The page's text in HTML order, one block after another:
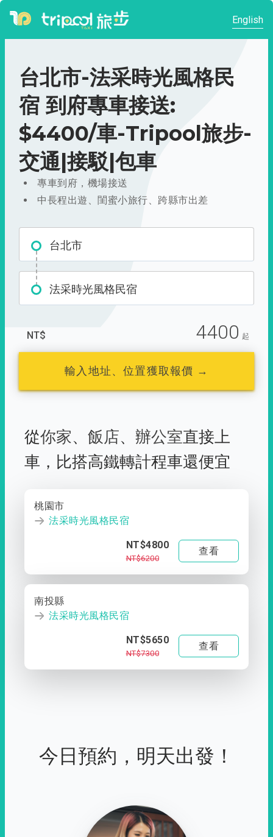
English
台北市-法采時光風格民
宿 到府專車接送:
$4400/車-Tripool旅步-
交通|接駁|包車
專車到府，機場接送
中長程出遊、閨蜜小旅行、跨縣市出差
台北市
法采時光風格民宿
NT$ 4400 起
輸入地址、位置獲取報價 →
從你家、 飯店、 辦公室直接上
車， 比搭高鐵轉計程車還便宜
桃園市
法采時光風格民宿
NT$4800
NT$6200
查看
南投縣
法采時光風格民宿
NT$5650
NT$7300
查看
今日預約，明天出發！